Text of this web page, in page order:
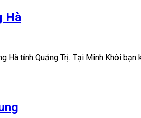
Hà
Hà tỉnh Quảng Trị. Tại Minh Khôi